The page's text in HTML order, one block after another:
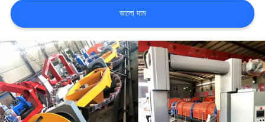
উদ্ধৃতির
জন্য
আবেদন
সাইট
ম্যাপ
ভালো দাম